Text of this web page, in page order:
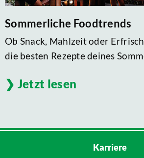
Sommerliche Foodtrends
Ob Snack, Mahlzeit oder
die besten Rezepte deines
Jetzt lesen
Karriere